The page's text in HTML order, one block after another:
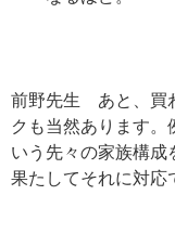
前野先生 あと、買
クも当然あります。
いう先々の家族構成
果たしてそれに対応